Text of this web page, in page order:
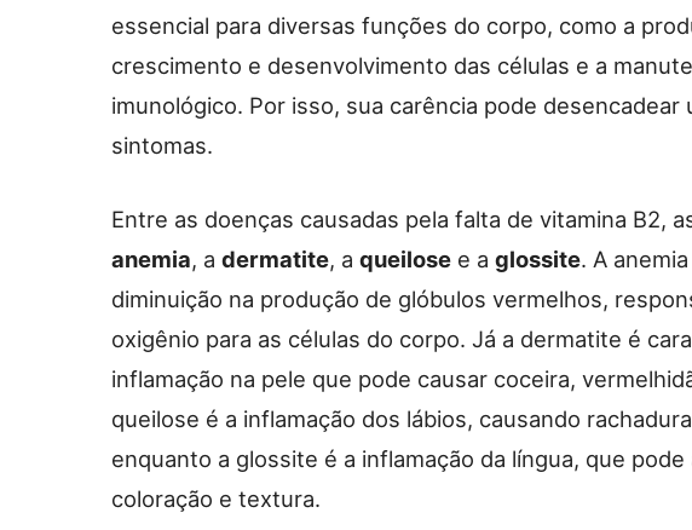
essencial para diversas funções do corpo, como a
crescimento e desenvolvimento das células e a
imunológico. Por isso, sua carência pode desencadear
sintomas.
Entre as doenças causadas pela falta de vitamina B2,
anemia, a dermatite, a queilose e a glossite. A
diminuição na produção de glóbulos vermelhos,
oxigênio para as células do corpo. Já a dermatite é
inflamação na pele que pode causar coceira,
queilose é a inflamação dos lábios, causando
enquanto a glossite é a inflamação da língua, que
coloração e textura.